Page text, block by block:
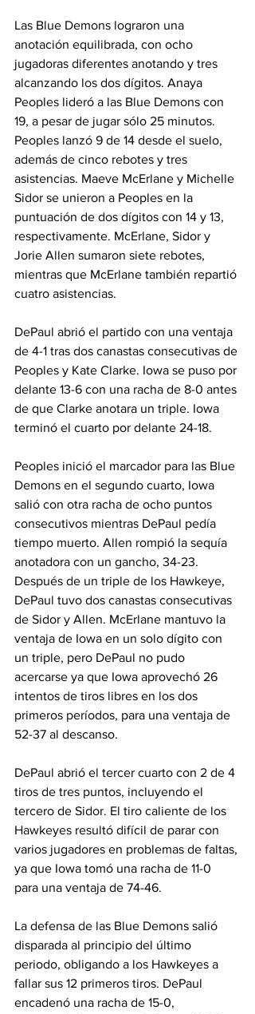
Las Blue Demons lograron una
anotación equilibrada, con ocho
jugadoras diferentes anotando y tres
alcanzando los dos dígitos. Anaya
Peoples lideró a las Blue Demons con
19, a pesar de jugar sólo 25 minutos.
Peoples lanzó 9 de 14 desde el suelo,
además de cinco rebotes y tres
asistencias. Maeve McErlane y Michelle
Sidor se unieron a Peoples en la
puntuación de dos dígitos con 14 y 13,
respectivamente. McErlane, Sidor y
Jorie Allen sumaron siete rebotes,
mientras que McErlane también repartió
cuatro asistencias.
DePaul abrió el partido con una ventaja
de 4-1 tras dos canastas consecutivas de
Peoples y Kate Clarke. Iowa se puso por
delante 13-6 con una racha de 8-0 antes
de que Clarke anotara un triple. Iowa
terminó el cuarto por delante 24-18.
Peoples inició el marcador para las Blue
Demons en el segundo cuarto, Iowa
salió con otra racha de ocho puntos
consecutivos mientras DePaul pedía
tiempo muerto. Allen rompió la sequía
anotadora con un gancho, 34-23.
Después de un triple de los Hawkeye,
DePaul tuvo dos canastas consecutivas
de Sidor y Allen. McErlane mantuvo la
ventaja de Iowa en un solo dígito con
un triple, pero DePaul no pudo
acercarse ya que Iowa aprovechó 26
intentos de tiros libres en los dos
primeros períodos, para una ventaja de
52-37 al descanso.
DePaul abrió el tercer cuarto con 2 de 4
tiros de tres puntos, incluyendo el
tercero de Sidor. El tiro caliente de los
Hawkeyes resultó difícil de parar con
varios jugadores en problemas de faltas,
ya que Iowa tomó una racha de 11-0
para una ventaja de 74-46.
La defensa de las Blue Demons salió
disparada al principio del último
periodo, obligando a los Hawkeyes a
fallar sus 12 primeros tiros. DePaul
encadenó una racha de 15-0,